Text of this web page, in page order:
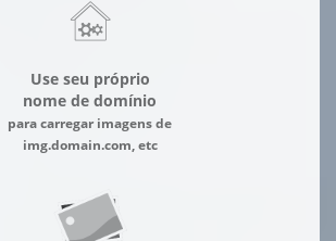
Use seu próprio
nome de domínio
para carregar imagens de
img.domain.com, etc